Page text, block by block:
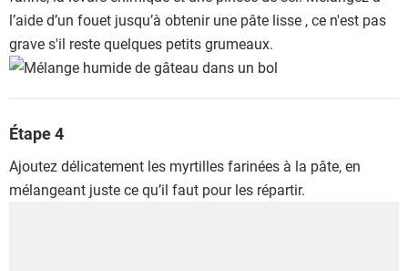
l’aide d’un fouet jusqu’à obtenir une pâte lisse , ce n'est pas
grave s'il reste quelques petits grumeaux.
Étape 4
Ajoutez délicatement les myrtilles farinées à la pâte, en
mélangeant juste ce qu’il faut pour les répartir.